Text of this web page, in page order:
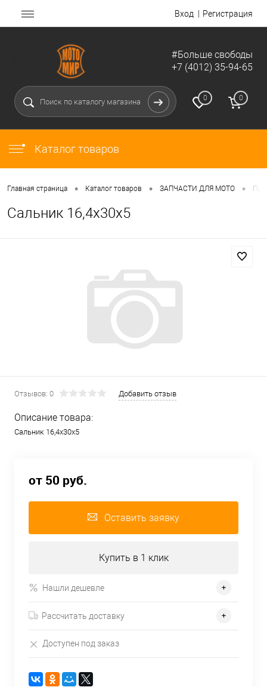
Вход Регистрация
#Больше свободы
+7 (4012) 35-94-65
0 0
Каталог товаров
Главная страница • Каталог товаров • ЗАПЧАСТИ ДЛЯ МОТО •
Сальник 16,4х30х5
Отзывов: 0 Добавить отзыв
Описание товара:
Сальник 16,4х30х5
от 50 руб.
Оставить заявку
Купить в 1 клик
Нашли дешевле
Рассчитать доставку
Доступен под заказ